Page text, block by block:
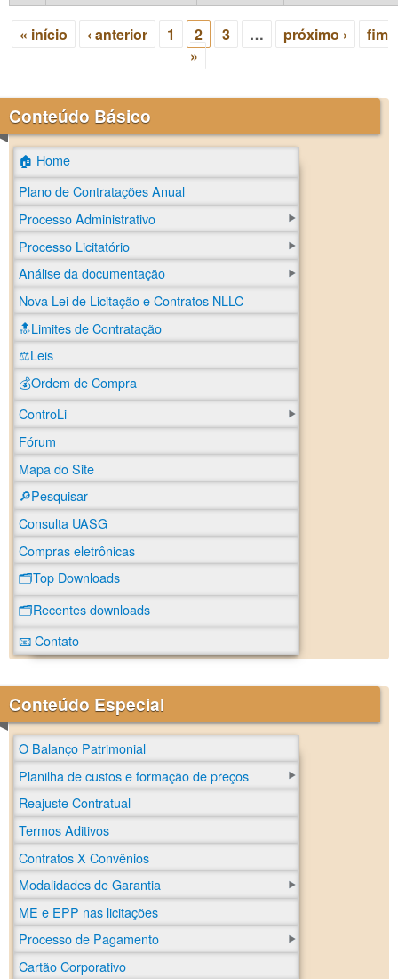
« início ‹ anterior 1 2 3 … próximo ›
fim
»
Conteúdo Básico
🏠 Home
Plano de Contratações Anual
Processo Administrativo
Processo Licitatório
Análise da documentação
Nova Lei de Licitação e Contratos NLLC
🔝Limites de Contratação
⚖️Leis
💰Ordem de Compra
ControLi
Fórum
Mapa do Site
🔎Pesquisar
Consulta UASG
Compras eletrônicas
🗂️Top Downloads
🗂️Recentes downloads
📧 Contato
Conteúdo Especial
O Balanço Patrimonial
Planilha de custos e formação de preços
Reajuste Contratual
Termos Aditivos
Contratos X Convênios
Modalidades de Garantia
ME e EPP nas licitações
Processo de Pagamento
Cartão Corporativo